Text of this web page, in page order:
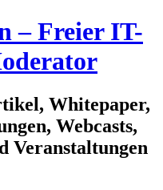
– Freier IT-
Whitepaper,
Webcasts,
Veranstaltungen